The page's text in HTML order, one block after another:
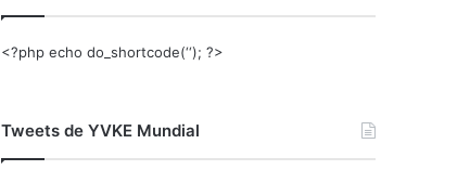
<?php echo do_shortcode(‘‘); ?>
Tweets de YVKE Mundial